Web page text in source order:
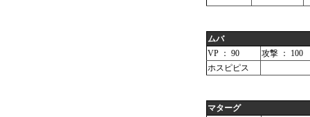
ムバ
VP ： 90
攻撃 ： 100
ホスピピス
マターグ